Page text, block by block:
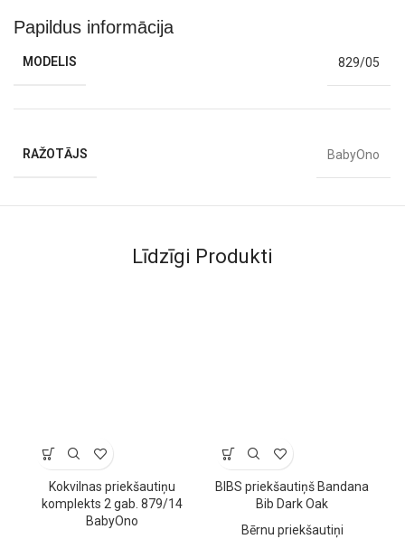
Papildus informācija
MODELIS 829/05
RAŽOTĀJS BabyOno
Līdzīgi Produkti
Kokvilnas priekšautiņu
komplekts 2 gab. 879/14
BabyOno
BIBS priekšautiņš Bandana
Bib Dark Oak
Bērnu priekšautiņi